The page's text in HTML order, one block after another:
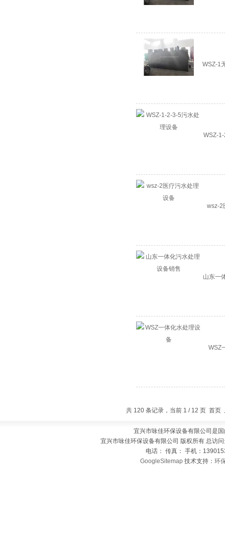
WSZ-1
WSZ-
wsz-2
山东一
WSZ
共 120 条记录，当前 1 / 12 页 首
宜兴市咏佳环保设备有限公司是
宜兴市咏佳环保设备有限公司 版权所有 总访
电话： 传真： 手机：
GoogleSitemap 技术支持：环